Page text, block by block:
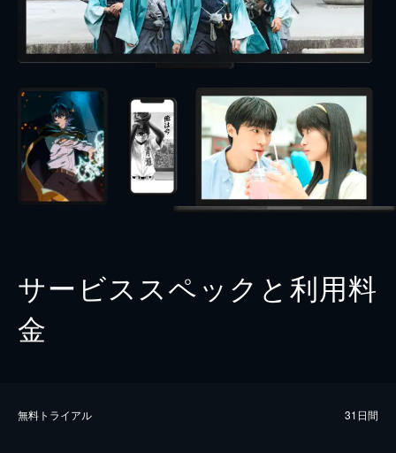
サービススペックと利用料
金
無料トライアル 31日間